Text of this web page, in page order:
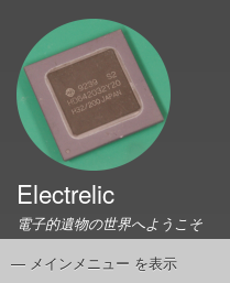
Electrelic
電子的遺物の世界へようこそ
メ
— メインメニュー を表示